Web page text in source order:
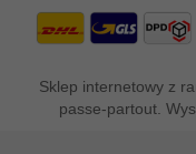
Sklep internetowy z
passe-partout.